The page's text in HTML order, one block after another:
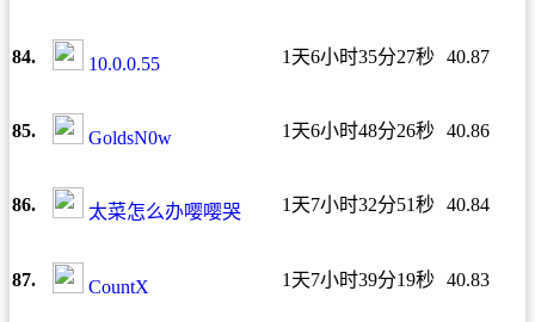
84. 10.0.0.55 1天6小时35分27秒 40.87
85. GoldsN0w 1天6小时48分26秒 40.86
86. 太菜怎么办嘤嘤哭 1天7小时32分51秒 40.84
87. CountX 1天7小时39分19秒 40.83